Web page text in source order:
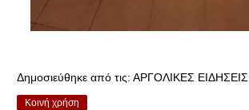
Δημοσιεύθηκε από τις: ΑΡΓΟΛΙΚΕΣ ΕΙΔΗΣΕΙΣ
Κοινή χρήση